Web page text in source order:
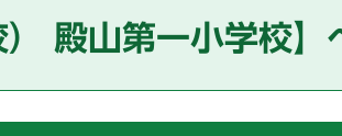
殿山第一小学校】